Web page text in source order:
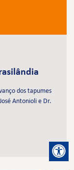
dos tapumes
Antonioli e Dr.